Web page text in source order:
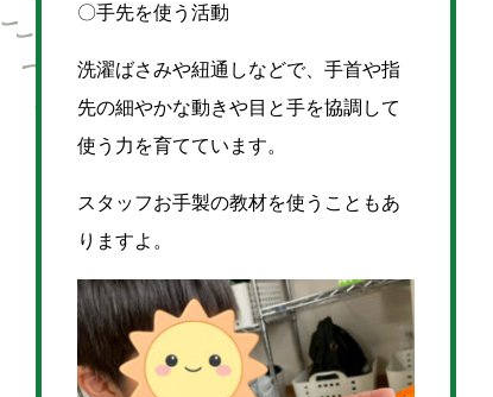
〇手先を使う活動
洗濯ばさみや紐通しなどで、手首や指
先の細やかな動きや目と手を協調して
使う力を育てています。
スタッフお手製の教材を使うこともあ
りますよ。